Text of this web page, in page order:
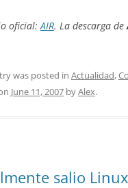
oficial:AIR. La descarga de
was posted in Actualidad,
June 11, 2007 byAlex.
salio